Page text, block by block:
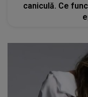
caniculă. Ce